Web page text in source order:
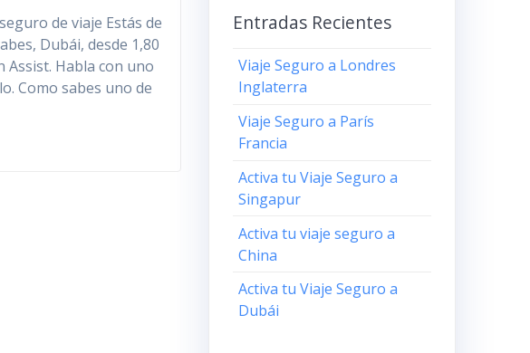
de viaje Estás de
Dubái, desde 1,80
Assist. Habla con uno
Como sabes uno de
Entradas Recientes
Viaje Seguro a Londres
Inglaterra
Viaje Seguro a París
Francia
Activa tu Viaje Seguro a
Singapur
Activa tu viaje seguro a
China
Activa tu Viaje Seguro a
Dubái